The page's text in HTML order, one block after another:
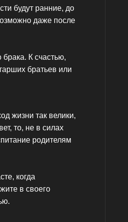
будут ранние, до
даже после
К счастью,
братьев или
жизни так велики,
то, не в силах
родителям
когда
в своего